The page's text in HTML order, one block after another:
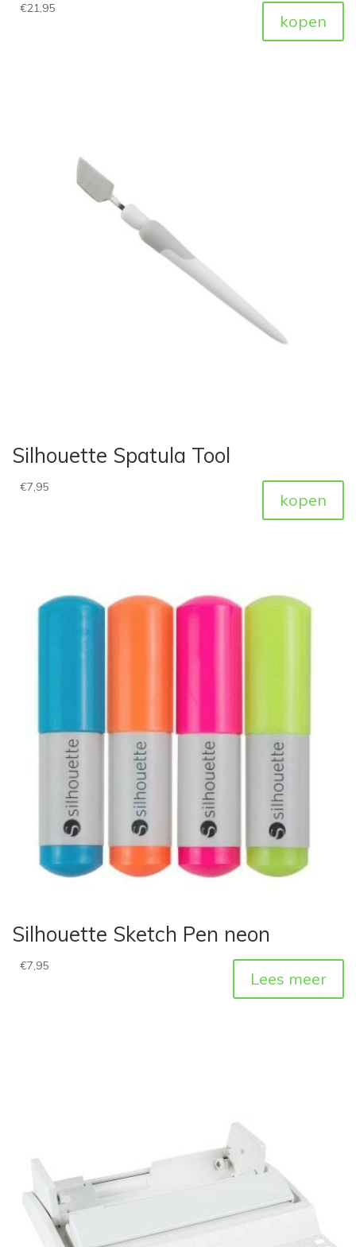
€21,95
kopen
Silhouette Spatula Tool
€7,95
kopen
Silhouette Sketch Pen neon
€7,95
Lees meer